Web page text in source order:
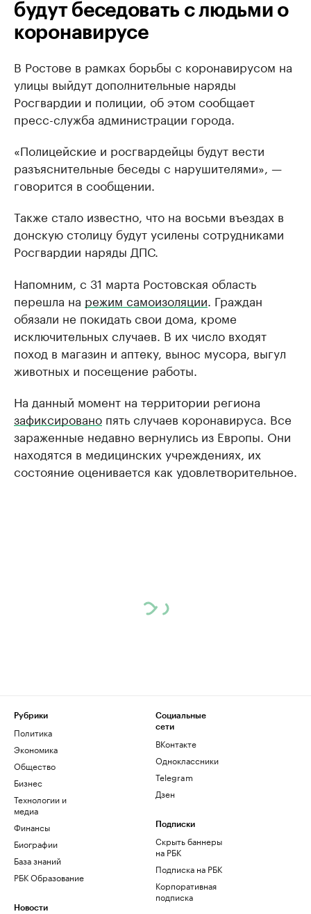
будут беседовать с людьми о
коронавирусе
В Ростове в рамках борьбы с коронавирусом на
улицы выйдут дополнительные наряды
Росгвардии и полиции, об этом сообщает
пресс-служба администрации города.
«Полицейские и росгвардейцы будут вести
разъяснительные беседы с нарушителями», —
говорится в сообщении.
Также стало известно, что на восьми въездах в
донскую столицу будут усилены сотрудниками
Росгвардии наряды ДПС.
Напомним, с 31 марта Ростовская область
перешла на режим самоизоляции . Граждан
обязали не покидать свои дома, кроме
исключительных случаев. В их число входят
поход в магазин и аптеку, вынос мусора, выгул
животных и посещение работы.
На данный момент на территории региона
зафиксировано пять случаев коронавируса. Все
зараженные недавно вернулись из Европы. Они
находятся в медицинских учреждениях, их
состояние оценивается как удовлетворительное.
Рубрики
Политика
Экономика
Общество
Бизнес
Технологии и
медиа
Финансы
Биографии
База знаний
РБК Образование
Новости
Социальные
сети
ВКонтакте
Одноклассники
Telegram
Дзен
Подписки
Скрыть баннеры
на РБК
Подписка на РБК
Корпоративная
подписка